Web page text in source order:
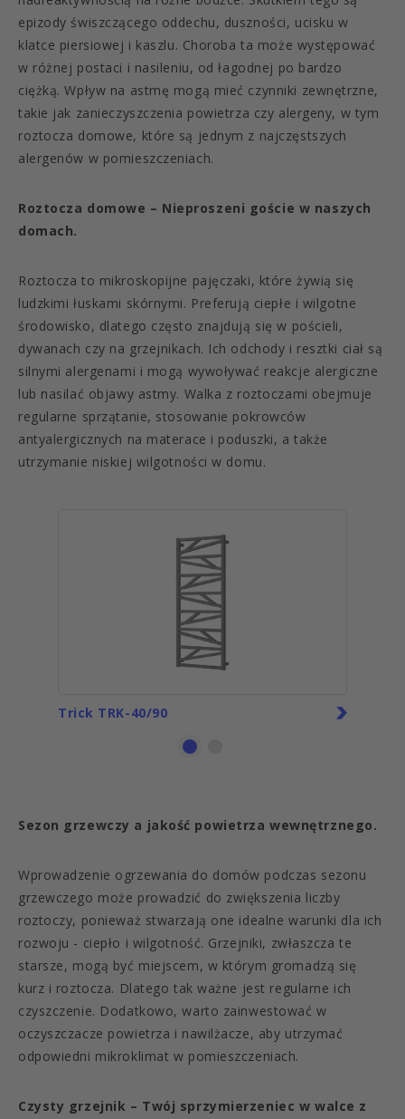
epizody świszczącego oddechu, duszności, ucisku w
klatce piersiowej i kaszlu. Choroba ta może występować
w różnej postaci i nasileniu, od łagodnej po bardzo
ciężką. Wpływ na astmę mogą mieć czynniki zewnętrzne,
takie jak zanieczyszczenia powietrza czy alergeny, w tym
roztocza domowe, które są jednym z najczęstszych
alergenów w pomieszczeniach.
Roztocza domowe – Nieproszeni goście w naszych
domach.
Roztocza to mikroskopijne pajęczaki, które żywią się
ludzkimi łuskami skórnymi. Preferują ciepłe i wilgotne
środowisko, dlatego często znajdują się w pościeli,
dywanach czy na grzejnikach. Ich odchody i resztki ciał są
silnymi alergenami i mogą wywoływać reakcje alergiczne
lub nasilać objawy astmy. Walka z roztoczami obejmuje
regularne sprzątanie, stosowanie pokrowców
antyalergicznych na materace i poduszki, a także
utrzymanie niskiej wilgotności w domu.
Trick TRK-40/90
Sezon grzewczy a jakość powietrza wewnętrznego.
Wprowadzenie ogrzewania do domów podczas sezonu
grzewczego może prowadzić do zwiększenia liczby
roztoczy, ponieważ stwarzają one idealne warunki dla ich
rozwoju - ciepło i wilgotność. Grzejniki, zwłaszcza te
starsze, mogą być miejscem, w którym gromadzą się
kurz i roztocza. Dlatego tak ważne jest regularne ich
czyszczenie. Dodatkowo, warto zainwestować w
oczyszczacze powietrza i nawilżacze, aby utrzymać
odpowiedni mikroklimat w pomieszczeniach.
Czysty grzejnik – Twój sprzymierzeniec w walce z